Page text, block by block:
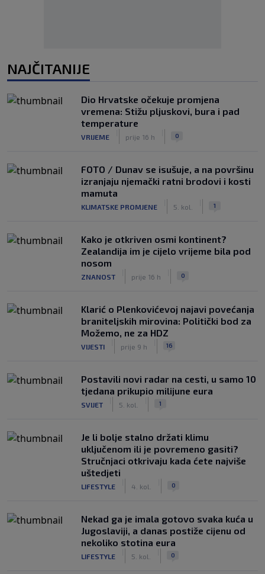
NAJČITANIJE
Dio Hrvatske očekuje promjena
vremena: Stižu pljuskovi, bura i pad
temperature
VRIJEME prije 16 h 0
FOTO / Dunav se isušuje, a na površinu
izranjaju njemački ratni brodovi i kosti
mamuta
KLIMATSKE PROMJENE 5. kol. 1
Kako je otkriven osmi kontinent?
Zealandija im je cijelo vrijeme bila pod
nosom
ZNANOST prije 16 h 0
Klarić o Plenkovićevoj najavi povećanja
braniteljskih mirovina: Politički bod za
Možemo, ne za HDZ
VIJESTI prije 9 h 16
Postavili novi radar na cesti, u samo 10
tjedana prikupio milijune eura
SVIJET 5. kol. 1
Je li bolje stalno držati klimu
uključenom ili je povremeno gasiti?
Stručnjaci otkrivaju kada ćete najviše
uštedjeti
LIFESTYLE 4. kol. 0
Nekad ga je imala gotovo svaka kuća u
Jugoslaviji, a danas postiže cijenu od
nekoliko stotina eura
LIFESTYLE 5. kol. 0